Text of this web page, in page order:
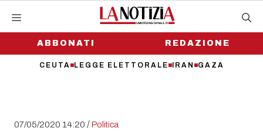
contenutoABBONATI
CEUTA LEGGE ELETTORALE IRAN GAZA
REDAZIONE
07/05/2020 14:20 /Politica